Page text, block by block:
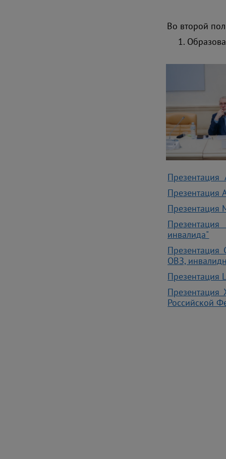
Во второй
Презентация
Презентация
Презентация
инвалида"
Презентация
ОВЗ,
Презентация
Презентация
Российской